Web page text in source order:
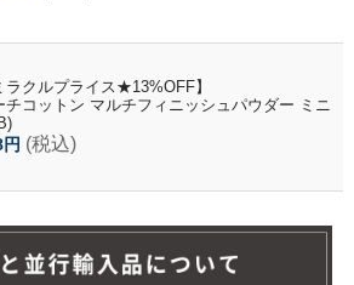
ラクルプライス★13%OFF】
チコットン マルチフィニッシュパウダー ミニ
(税込)